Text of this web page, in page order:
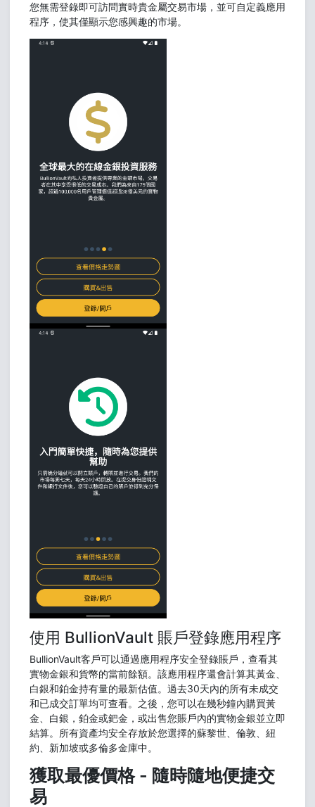
您無需登錄即可訪問實時貴金屬交易市場，並可自定義應用
程序，使其僅顯示您感興趣的市場。
使用 BullionVault 賬戶登錄應用程序
BullionVault客戶可以通過應用程序安全登錄賬戶，查看其
實物金銀和貨幣的當前餘額。該應用程序還會計算其黃金、
白銀和鉑金持有量的最新估值。過去30天內的所有未成交
和已成交訂單均可查看。之後，您可以在幾秒鐘內購買黃
金、白銀，鉑金或鈀金，或出售您賬戶內的實物金銀並立即
結算。所有資產均安全存放於您選擇的蘇黎世、倫敦、紐
約、新加坡或多倫多金庫中。
獲取最優價格 - 隨時隨地便捷交
易